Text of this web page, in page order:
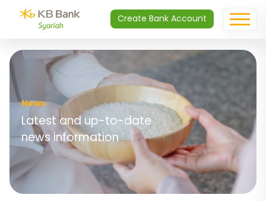
Create Bank Account
News
Latest and up-to-date
news information